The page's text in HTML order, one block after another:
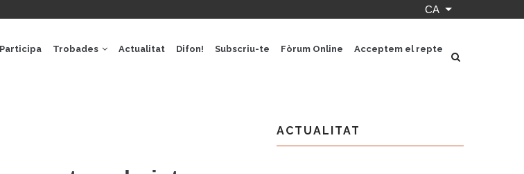
CA Llista les
Participa Trobades Actualitat Difon! Subscriu-te Fòrum Online Acceptem el repte
ACTUALITAT